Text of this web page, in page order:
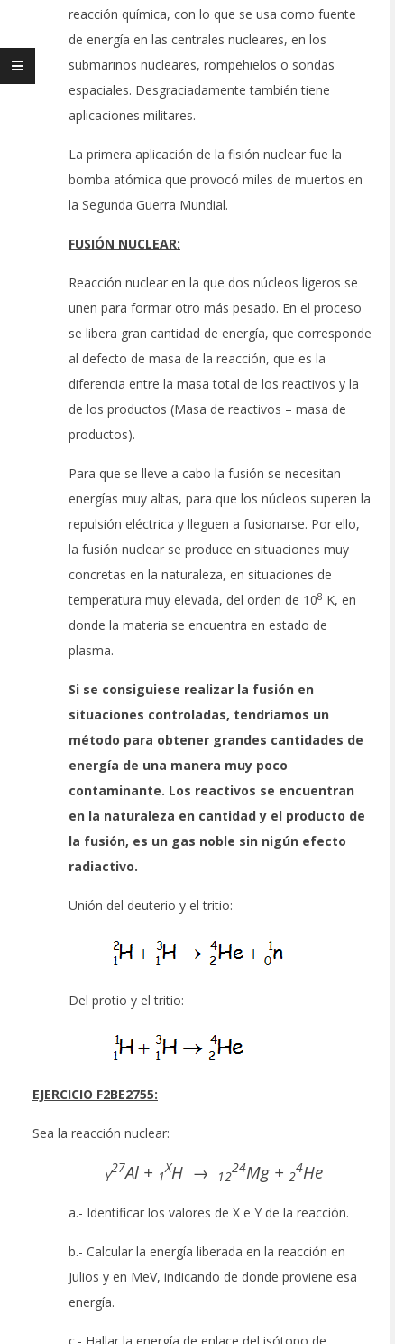
reacción química, con lo que se usa como fuente
de energía en las centrales nucleares, en los
submarinos nucleares, rompehielos o sondas
espaciales. Desgraciadamente también tiene
aplicaciones militares.
La primera aplicación de la fisión nuclear fue la
bomba atómica que provocó miles de muertos en
la Segunda Guerra Mundial.
FUSIÓN NUCLEAR:
Reacción nuclear en la que dos núcleos ligeros se
unen para formar otro más pesado. En el proceso
se libera gran cantidad de energía, que corresponde
al defecto de masa de la reacción, que es la
diferencia entre la masa total de los reactivos y la
de los productos (Masa de reactivos – masa de
productos).
Para que se lleve a cabo la fusión se necesitan
energías muy altas, para que los núcleos superen la
repulsión eléctrica y lleguen a fusionarse. Por ello,
la fusión nuclear se produce en situaciones muy
concretas en la naturaleza, en situaciones de
temperatura muy elevada, del orden de 108 K, en
donde la materia se encuentra en estado de
plasma.
Si se consiguiese realizar la fusión en
situaciones controladas, tendríamos un
método para obtener grandes cantidades de
energía de una manera muy poco
contaminante. Los reactivos se encuentran
en la naturaleza en cantidad y el producto de
la fusión, es un gas noble sin nigún efecto
radiactivo.
Unión del deuterio y el tritio:
Del protio y el tritio:
EJERCICIO F2BE2755:
Sea la reacción nuclear:
Y
27Al + 1
XH → 12
24Mg + 2
4He
a.- Identificar los valores de X e Y de la reacción.
b.- Calcular la energía liberada en la reacción en
Julios y en MeV, indicando de donde proviene esa
energía.